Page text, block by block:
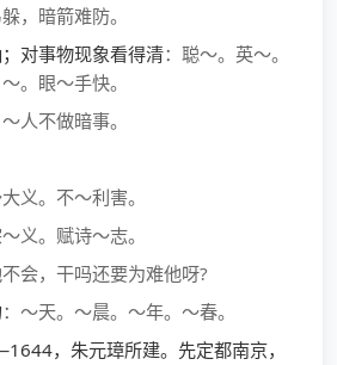
，暗箭难防。
对事物现象看得清：聪～。英～。
。眼～手快。
人不做暗事。
义。不～利害。
义。赋诗～志。
会，干吗还要为难他呀?
：～天。～晨。～年。～春。
，朱元璋所建。先定都南京，